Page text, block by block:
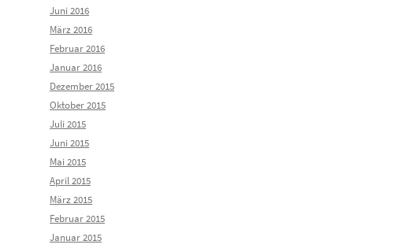
Juni 2016
März 2016
Februar 2016
Januar 2016
Dezember 2015
Oktober 2015
Juli 2015
Juni 2015
Mai 2015
April 2015
März 2015
Februar 2015
Januar 2015